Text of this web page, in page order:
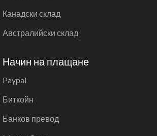
Канадски склад
Австралийски склад
Начин на плащане
Paypal
Биткойн
Банков превод